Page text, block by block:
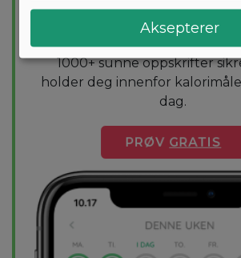
Vil du gå ned noen kilo? Med
den mest effektive guiden til
diettplan er skreddersydd
1000+ sunne oppskrifter
holder deg innenfor
dag.
PRØV GRATIS
Aksepterer